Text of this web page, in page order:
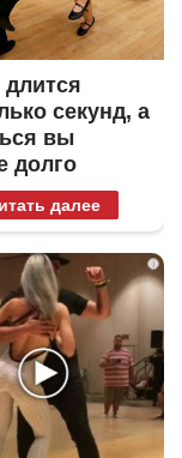
секунд, а
вы
долго
далее
i